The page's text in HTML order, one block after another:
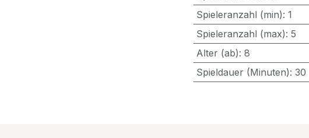
Spieleranzahl (min): 1
Spieleranzahl (max): 5
Alter (ab): 8
Spieldauer (Minuten): 30